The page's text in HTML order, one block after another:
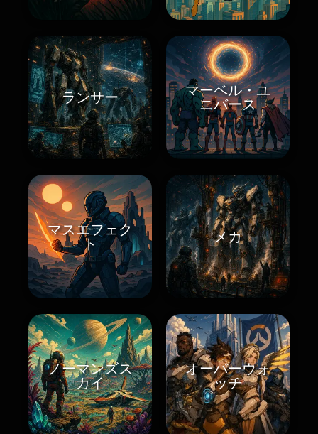
ランサー
マーベル・ユ
ニバース
マスエフェク
ト
メカ
ノーマンズス
カイ
オーバーウォ
ッチ